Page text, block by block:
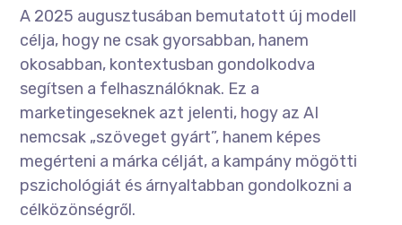
A 2025 augusztusában bemutatott új modell
célja, hogy ne csak gyorsabban, hanem
okosabban, kontextusban gondolkodva
segítsen a felhasználóknak. Ez a
marketingeseknek azt jelenti, hogy az AI
nemcsak „szöveget gyárt”, hanem képes
megérteni a márka célját, a kampány mögötti
pszichológiát és árnyaltabban gondolkozni a
célközönségről.